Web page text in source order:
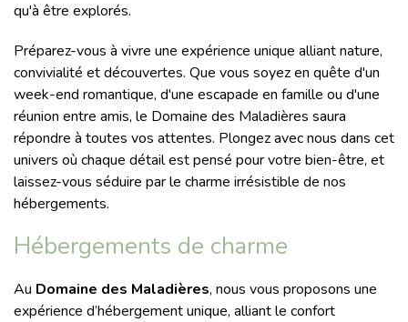
qu'à être explorés.
Préparez-vous à vivre une expérience unique alliant nature,
convivialité et découvertes. Que vous soyez en quête d'un
week-end romantique, d'une escapade en famille ou d'une
réunion entre amis, le Domaine des Maladières saura
répondre à toutes vos attentes. Plongez avec nous dans cet
univers où chaque détail est pensé pour votre bien-être, et
laissez-vous séduire par le charme irrésistible de nos
hébergements.
Hébergements de charme
Au Domaine des Maladières, nous vous proposons une
expérience d’hébergement unique, alliant le confort